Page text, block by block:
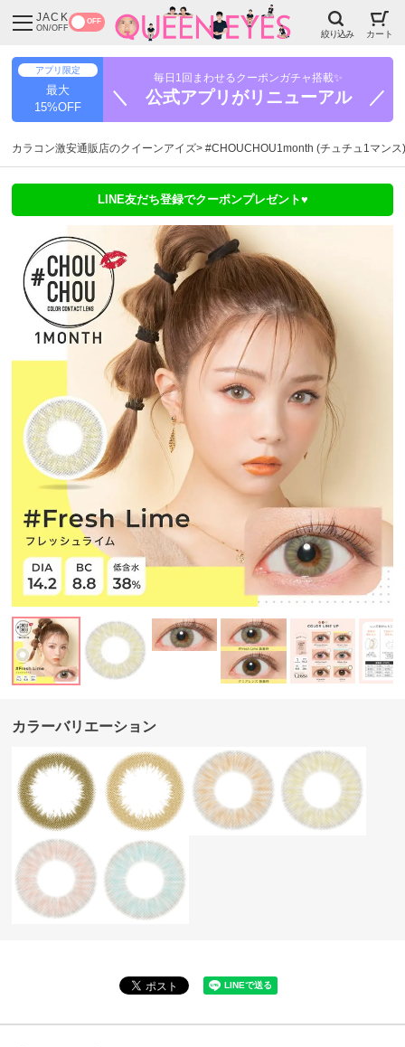
JACK
ON/OFF
OFF
絞り込み カート
アプリ限定
最大
15%OFF
毎日1回まわせるクーポンガチャ搭載✨
＼ 公式アプリがリニューアル ／
カラコン激安通販店のクイーンアイズ #CHOUCHOU1month (チュチュ1マンス)
LINE友だち登録でクーポンプレゼント♥
カラーバリエーション